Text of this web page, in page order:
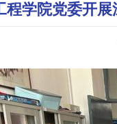
程学院党委开